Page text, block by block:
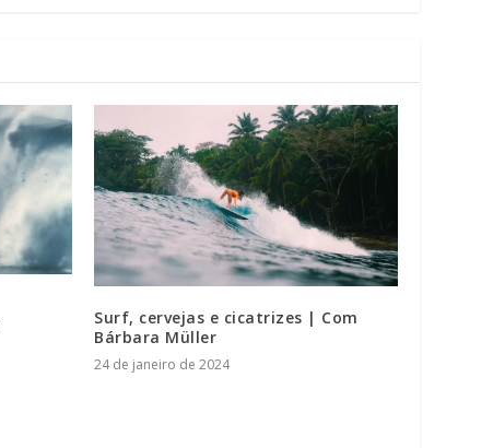
Surf, cervejas e cicatrizes | Com
Bárbara Müller
24 de janeiro de 2024